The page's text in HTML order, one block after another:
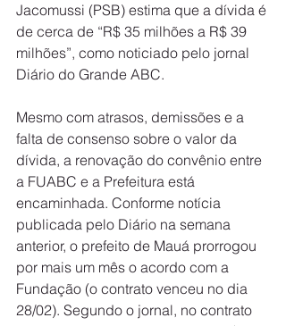
Jacomussi (PSB) estima que a dívida é
de cerca de “R$ 35 milhões a R$ 39
milhões”, como noticiado pelo jornal
Diário do Grande ABC.
Mesmo com atrasos, demissões e a
falta de consenso sobre o valor da
dívida, a renovação do convênio entre
a FUABC e a Prefeitura está
encaminhada. Conforme notícia
publicada pelo Diário na semana
anterior, o prefeito de Mauá prorrogou
por mais um mês o acordo com a
Fundação (o contrato venceu no dia
28/02). Segundo o jornal, no contrato